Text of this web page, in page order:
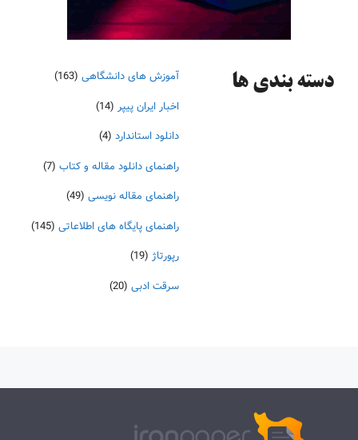
دسته‌ بندی ها آموزش های دانشگاهی (163)
اخبار ایران پیپر (14)
دانلود استاندارد (4)
راهنمای دانلود مقاله و کتاب (7)
راهنمای مقاله نویسی (49)
راهنمای پایگاه های اطلاعاتی (145)
رپورتاژ (19)
سرقت ادبی (20)